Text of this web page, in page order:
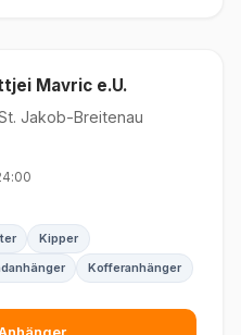
Mavric e.U.
Jakob-Breitenau
Kipper
Kofferanhänger